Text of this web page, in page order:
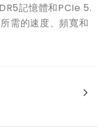
記憶體和PCIe 5.
需的速度、頻寬和